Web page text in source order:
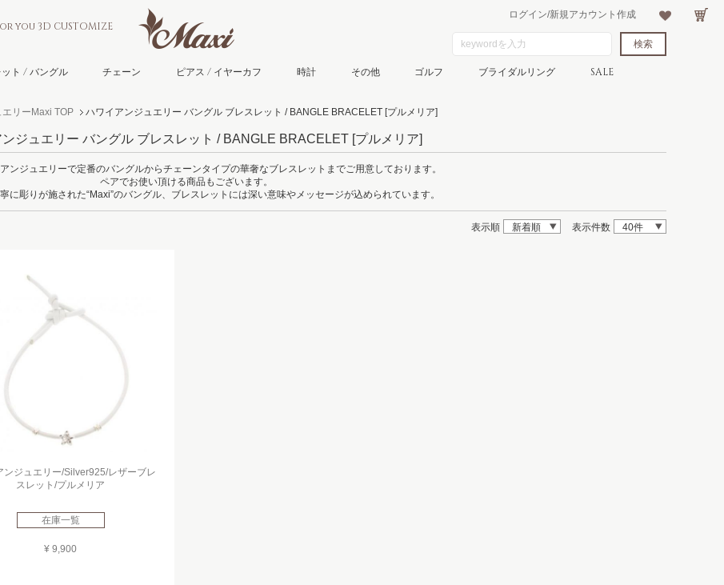
you 3D CUSTOMIZE
ト / バングル チェーン ピアス / イヤーカフ 時計 その他 ゴルフ ブライダルリング SALE
リーMaxi TOP ハワイアンジュエリー バングル ブレスレット / BANGLE BRACELET [プルメリア]
ジュエリー バングル ブレスレット / BANGLE BRACELET [プルメリア]
ンジュエリーで定番のバングルからチェーンタイプの華奢なブレスレットまでご用意しております。
ペアでお使い頂ける商品もございます。
に彫りが施された“Maxi”のバングル、ブレスレットには深い意味やメッセージが込められています。
表示順 新着順 表示件数 40件
ンジュエリー/Silver925/レザーブレ
スレット/プルメリア
在庫一覧
¥ 9,900
ログイン/新規アカウント作成